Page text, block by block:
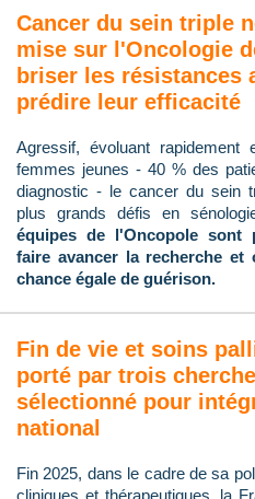
Cancer du sein triple
mise sur l'Oncologie
briser les résistances
prédire leur efficacité
Agressif, évoluant rapidement
femmes jeunes - 40 % des
diagnostic - le cancer du sein
plus grands défis en
équipes de l'Oncopole sont
faire avancer la recherche
chance égale de guérison.
Fin de vie et soins
porté par trois
sélectionné pour
national
Fin 2025, dans le cadre de sa
cliniques et thérapeutiques, la